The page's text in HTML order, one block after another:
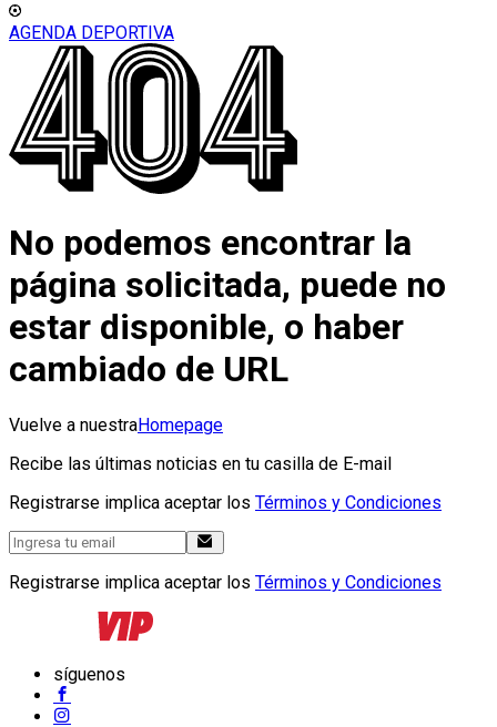
AGENDA DEPORTIVA
No podemos encontrar la
página solicitada, puede no
estar disponible, o haber
cambiado de URL
Vuelve a nuestraHomepage
Recibe las últimas noticias en tu casilla de E-mail
Registrarse implica aceptar los Términos y Condiciones
Registrarse implica aceptar los Términos y Condiciones
síguenos